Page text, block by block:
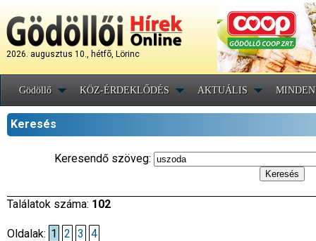
2026. augusztus 10., hétfõ, Lörinc
Gödöllő KÖZ-ÉRDEKLŐDÉS AKTUÁLIS
Keresés
Keresendő szöveg:
Találatok száma: 102
Oldalak: 1 2 3
4